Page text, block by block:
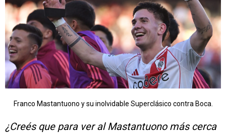
Franco Mastantuono y su inolvidable Superclásico contra Boca.
¿Creés que para ver al Mastantuono más cerca